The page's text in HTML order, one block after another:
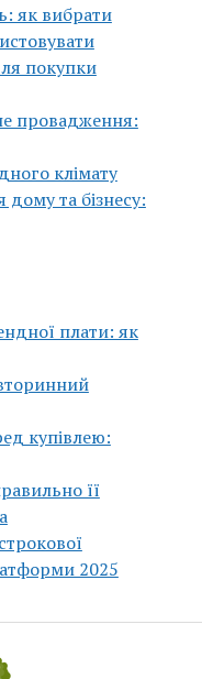
як вибрати
покупки
провадження:
клімату
дому та бізнесу:
плати: як
купівлею:
її
2025